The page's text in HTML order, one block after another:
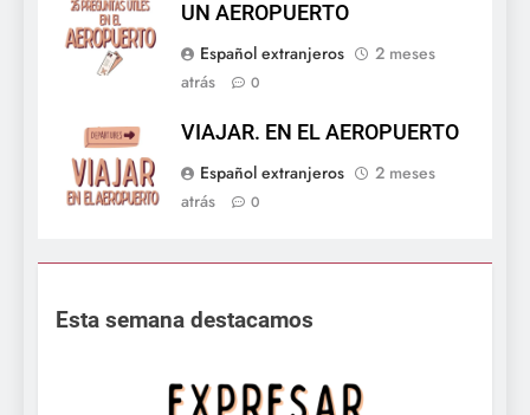
UN AEROPUERTO
Español extranjeros
2 meses
atrás
0
VIAJAR. EN EL AEROPUERTO
Español extranjeros
2 meses
atrás
0
Esta semana destacamos